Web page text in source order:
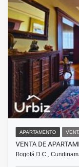
APARTAMENTO
VENTA DE
Bogotá D.C.,